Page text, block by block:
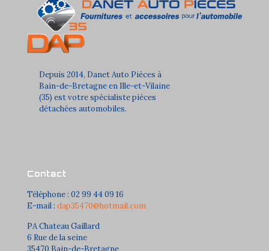
Depuis 2014, Danet Auto Pièces à
Bain-de-Bretagne en Ille-et-Vilaine
(35) est votre spécialiste pièces
détachées automobiles.
Contact
Téléphone : 02 99 44 09 16
E-mail : dap35470@hotmail.com
PA Chateau Gaillard
6 Rue de la seine
35470 Bain-de-Bretagne